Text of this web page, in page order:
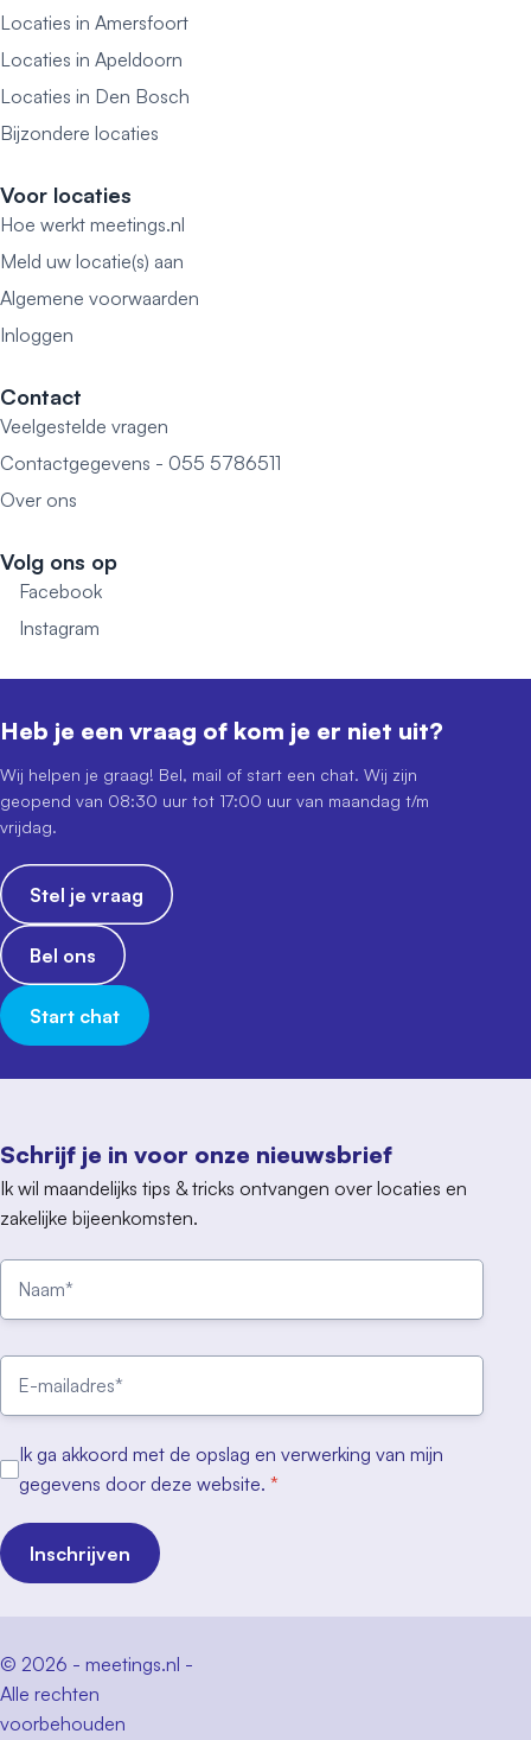
Locaties in Amersfoort
Locaties in Apeldoorn
Locaties in Den Bosch
Bijzondere locaties
Voor locaties
Hoe werkt meetings.nl
Meld uw locatie(s) aan
Algemene voorwaarden
Inloggen
Contact
Veelgestelde vragen
Contactgegevens - 055 5786511
Over ons
Volg ons op
Facebook
Instagram
Schrijf je in voor onze nieuwsbrief
Ik wil maandelijks tips & tricks ontvangen over locaties en
zakelijke bijeenkomsten.
Ik ga akkoord met de opslag en verwerking van mijn
gegevens door deze website. *
Inschrijven
Heb je een vraag of kom je er niet uit?
Wij helpen je graag! Bel, mail of start een chat. Wij zijn
geopend van 08:30 uur tot 17:00 uur van maandag t/m
vrijdag.
Stel je vraag
Bel ons
Start chat
© 2026 - meetings.nl -
Alle rechten
voorbehouden